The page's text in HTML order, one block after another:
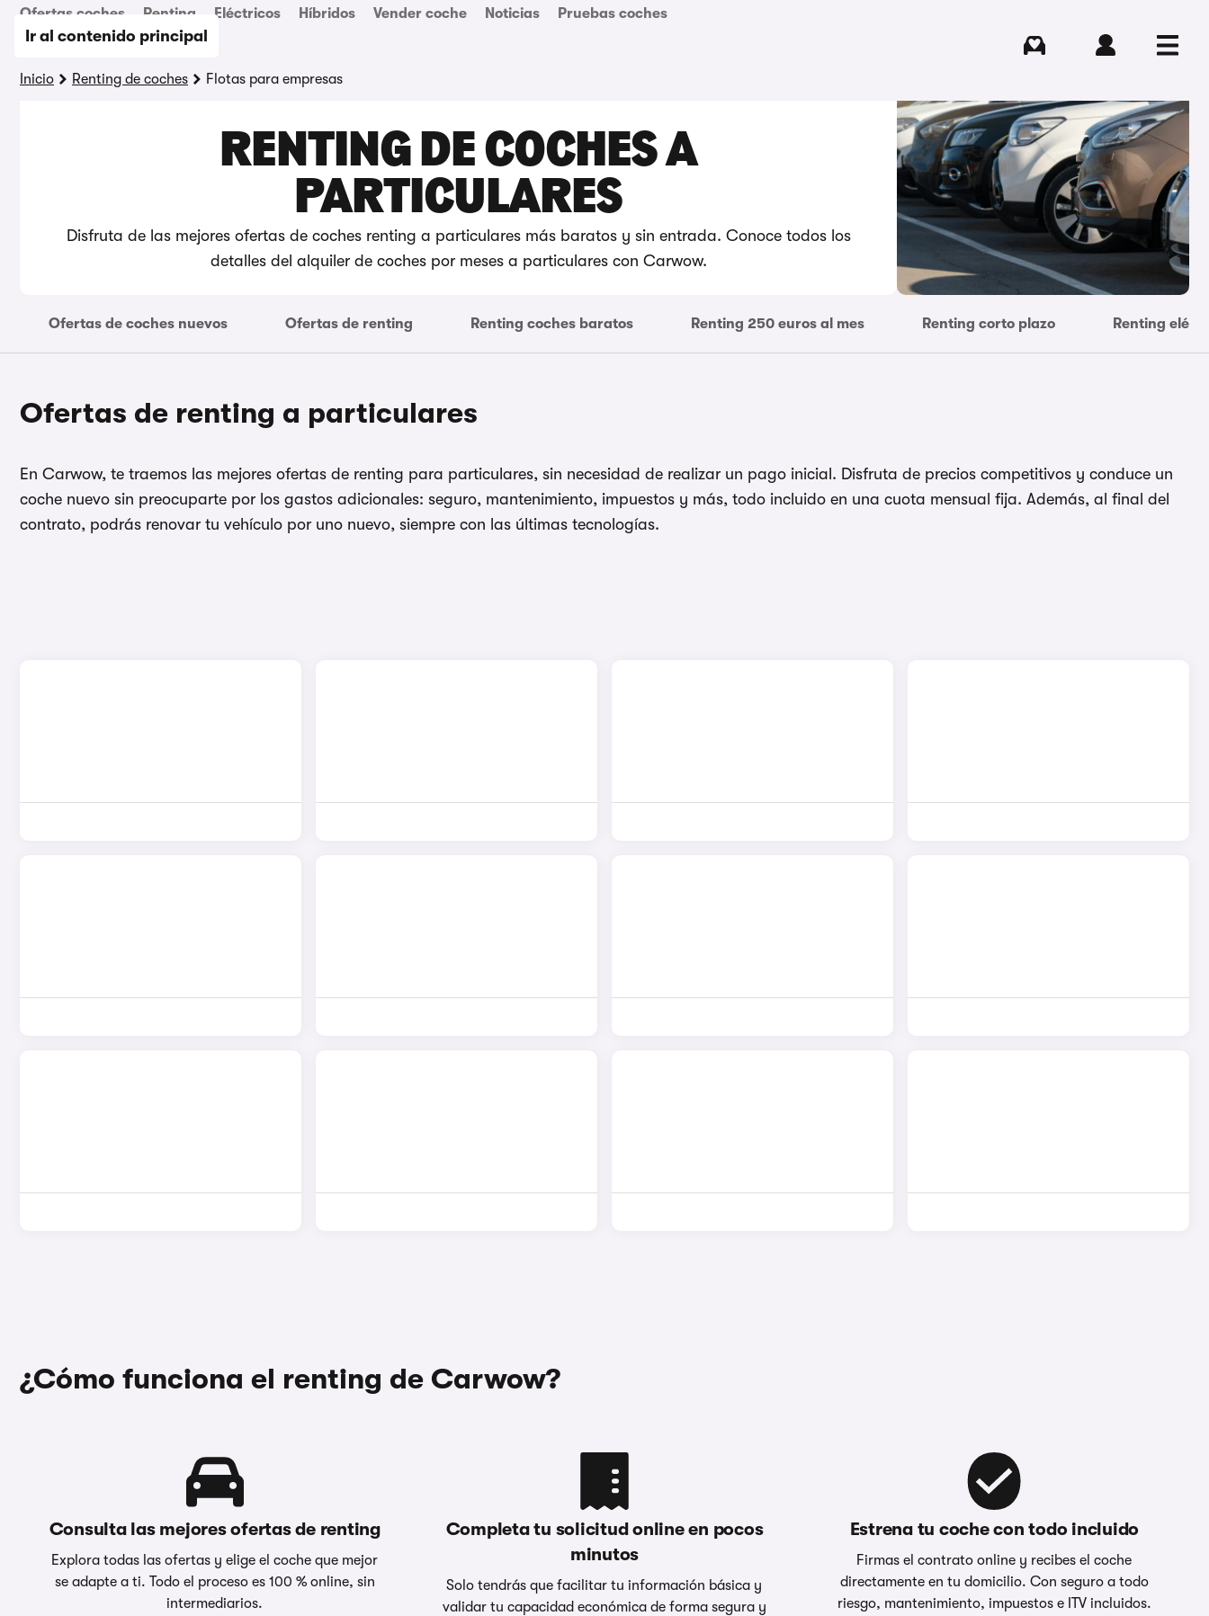
Ir al contenido principal
Ofertas coches Renting Eléctricos Híbridos Vender coche Noticias Pruebas coches
Inicio Renting de coches Flotas para empresas
RENTING DE COCHES A
PARTICULARES
Disfruta de las mejores ofertas de coches renting a particulares más baratos y sin entrada. Conoce todos los
detalles del alquiler de coches por meses a particulares con Carwow.
Ofertas de coches nuevos Ofertas de renting Renting coches baratos Renting 250 euros al mes Renting corto plazo Renting
Ofertas de renting a particulares
En Carwow, te traemos las mejores ofertas de renting para particulares, sin necesidad de realizar un pago inicial. Disfruta de precios competitivos y conduce un
coche nuevo sin preocuparte por los gastos adicionales: seguro, mantenimiento, impuestos y más, todo incluido en una cuota mensual fija. Además, al final del
contrato, podrás renovar tu vehículo por uno nuevo, siempre con las últimas tecnologías.
¿Cómo funciona el renting de Carwow?
Consulta las mejores ofertas de renting
Explora todas las ofertas y elige el coche que mejor
se adapte a ti. Todo el proceso es 100 % online, sin
intermediarios.
Completa tu solicitud online en pocos
minutos
Solo tendrás que facilitar tu información básica y
validar tu capacidad económica de forma segura y
Estrena tu coche con todo incluido
Firmas el contrato online y recibes el coche
directamente en tu domicilio. Con seguro a todo
riesgo, mantenimiento, impuestos e ITV incluidos.